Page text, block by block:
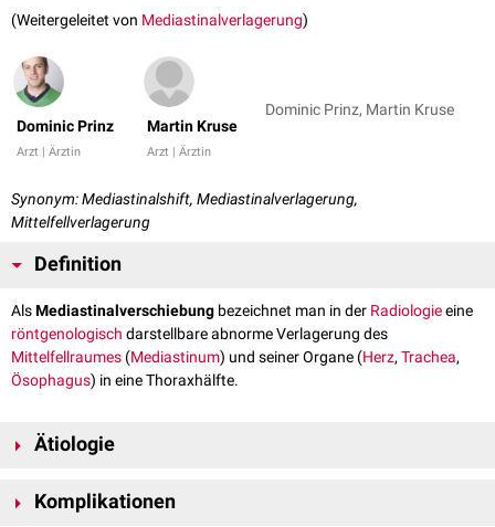
(Weitergeleitet von Mediastinalverlagerung)
Dominic Prinz
Arzt | Ärztin
Martin Kruse
Arzt | Ärztin
Dominic Prinz, Martin Kruse
Synonym: Mediastinalshift, Mediastinalverlagerung,
Mittelfellverlagerung
Definition
AlsMediastinalverschiebung bezeichnet man in der Radiologieeine
röntgenologisch darstellbare abnorme Verlagerung des
Mittelfellraumes (Mediastinum) und seiner Organe (Herz, Trachea,
Ösophagus) in eine Thoraxhälfte.
Ätiologie
eine Raumforderung der
Komplikationen